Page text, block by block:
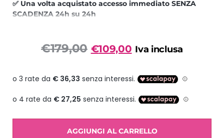
✅ Una volta acquistato accesso immediato SENZA
SCADENZA 24h su 24h
✅ Assistenza corso DALLA NOSTRA SEDE!
PAY !!
☎️ info: 342.6566935 (Anche WhatsApp)
€179,00 €109,00 Iva inclusa
AGGIUNGI AL CARRELLO